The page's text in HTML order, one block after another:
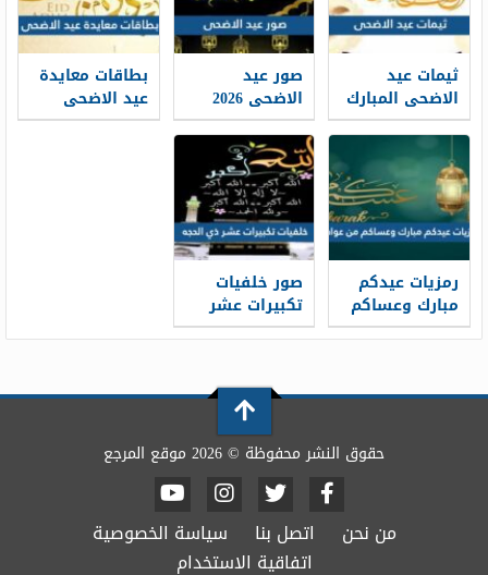
ثيمات عيد
الاضحى المبارك
1448 / 2026
صور عيد
الاضحى 2026
خلفيات تهنئة
عيد الاضحى
جديدة 1448
بطاقات معايدة
عيد الاضحى
المبارك 2026 ،
رمزيات عيدكم
مبارك وعساكم
من عواده 1448 /
صور خلفيات
تكبيرات عشر
ذي الحجة
حقوق النشر محفوظة © 2026 موقع المرجع
من نحن اتصل بنا
سياسة الخصوصية
اتفاقية الاستخدام